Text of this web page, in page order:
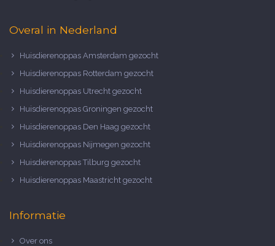
Overal in Nederland
Huisdierenoppas Amsterdam gezocht
Huisdierenoppas Rotterdam gezocht
Huisdierenoppas Utrecht gezocht
Huisdierenoppas Groningen gezocht
Huisdierenoppas Den Haag gezocht
Huisdierenoppas Nijmegen gezocht
Huisdierenoppas Tilburg gezocht
Huisdierenoppas Maastricht gezocht
Informatie
Over ons